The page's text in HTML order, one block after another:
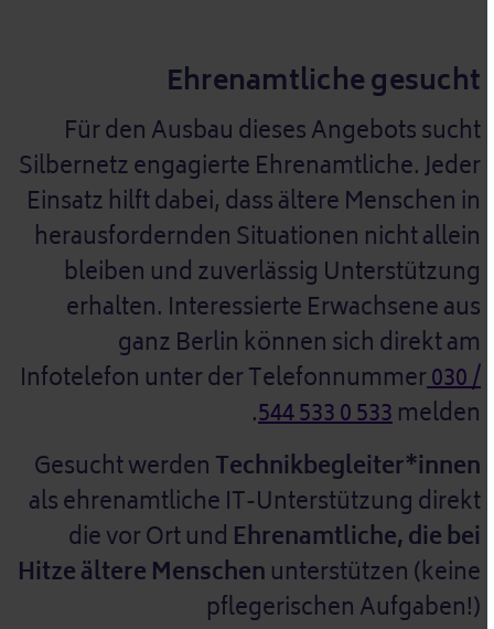
Ehrenamtliche gesucht
Für den Ausbau dieses Angebots sucht
Silbernetz engagierte Ehrenamtliche. Jeder
Einsatz hilft dabei, dass ältere Menschen in
herausfordernden Situationen nicht allein
bleiben und zuverlässig Unterstützung
erhalten. Interessierte Erwachsene aus
ganz Berlin können sich direkt am
Infotelefon unter der Telefonnummer030 /
544 533 0 533melden.
Gesucht werdenTechnikbegleiter*innen
als ehrenamtliche IT-Unterstützung direkt
die vor Ort undEhrenamtliche, die bei
Hitze ältere Menschen unterstützen (keine
pflegerischen Aufgaben!)